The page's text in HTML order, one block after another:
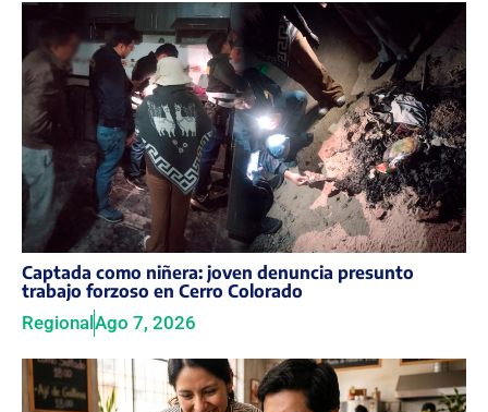
Captada como niñera: joven denuncia presunto
trabajo forzoso en Cerro Colorado
RegionalAgo 7, 2026